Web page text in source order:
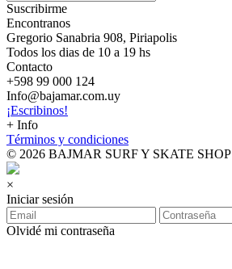
Suscribirme
Encontranos
Gregorio Sanabria 908, Piriapolis
Todos los dias de 10 a 19 hs
Contacto
+598 99 000 124
Info@bajamar.com.uy
¡Escribinos!
+ Info
Términos y condiciones
© 2026 BAJMAR SURF Y SKATE SHOP
×
Iniciar sesión
Olvidé mi contraseña